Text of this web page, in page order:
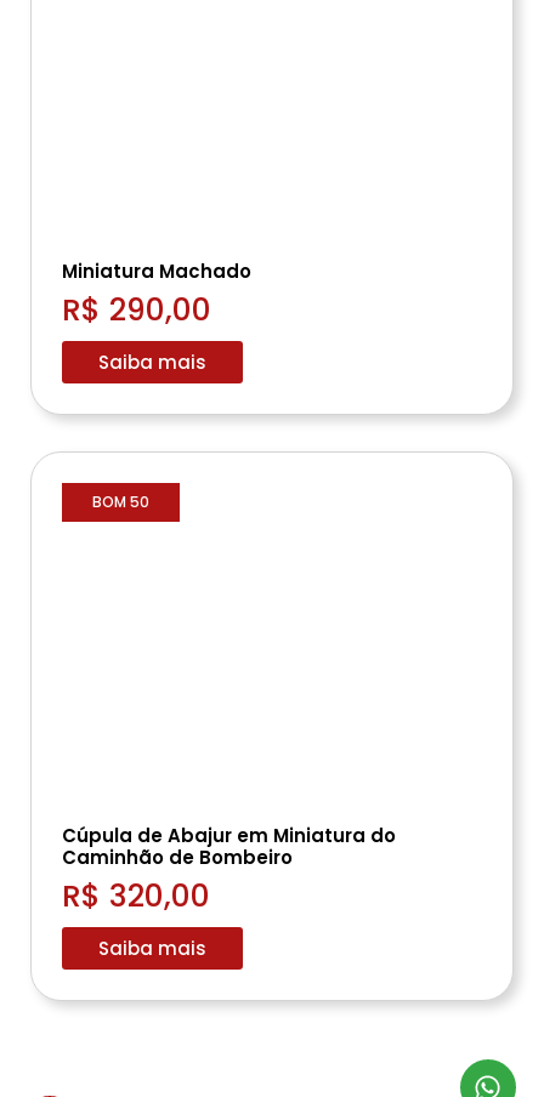
Miniatura Machado
R$ 290,00
Saiba mais
BOM 50
Cúpula de Abajur em Miniatura do
Caminhão de Bombeiro
R$ 320,00
Saiba mais